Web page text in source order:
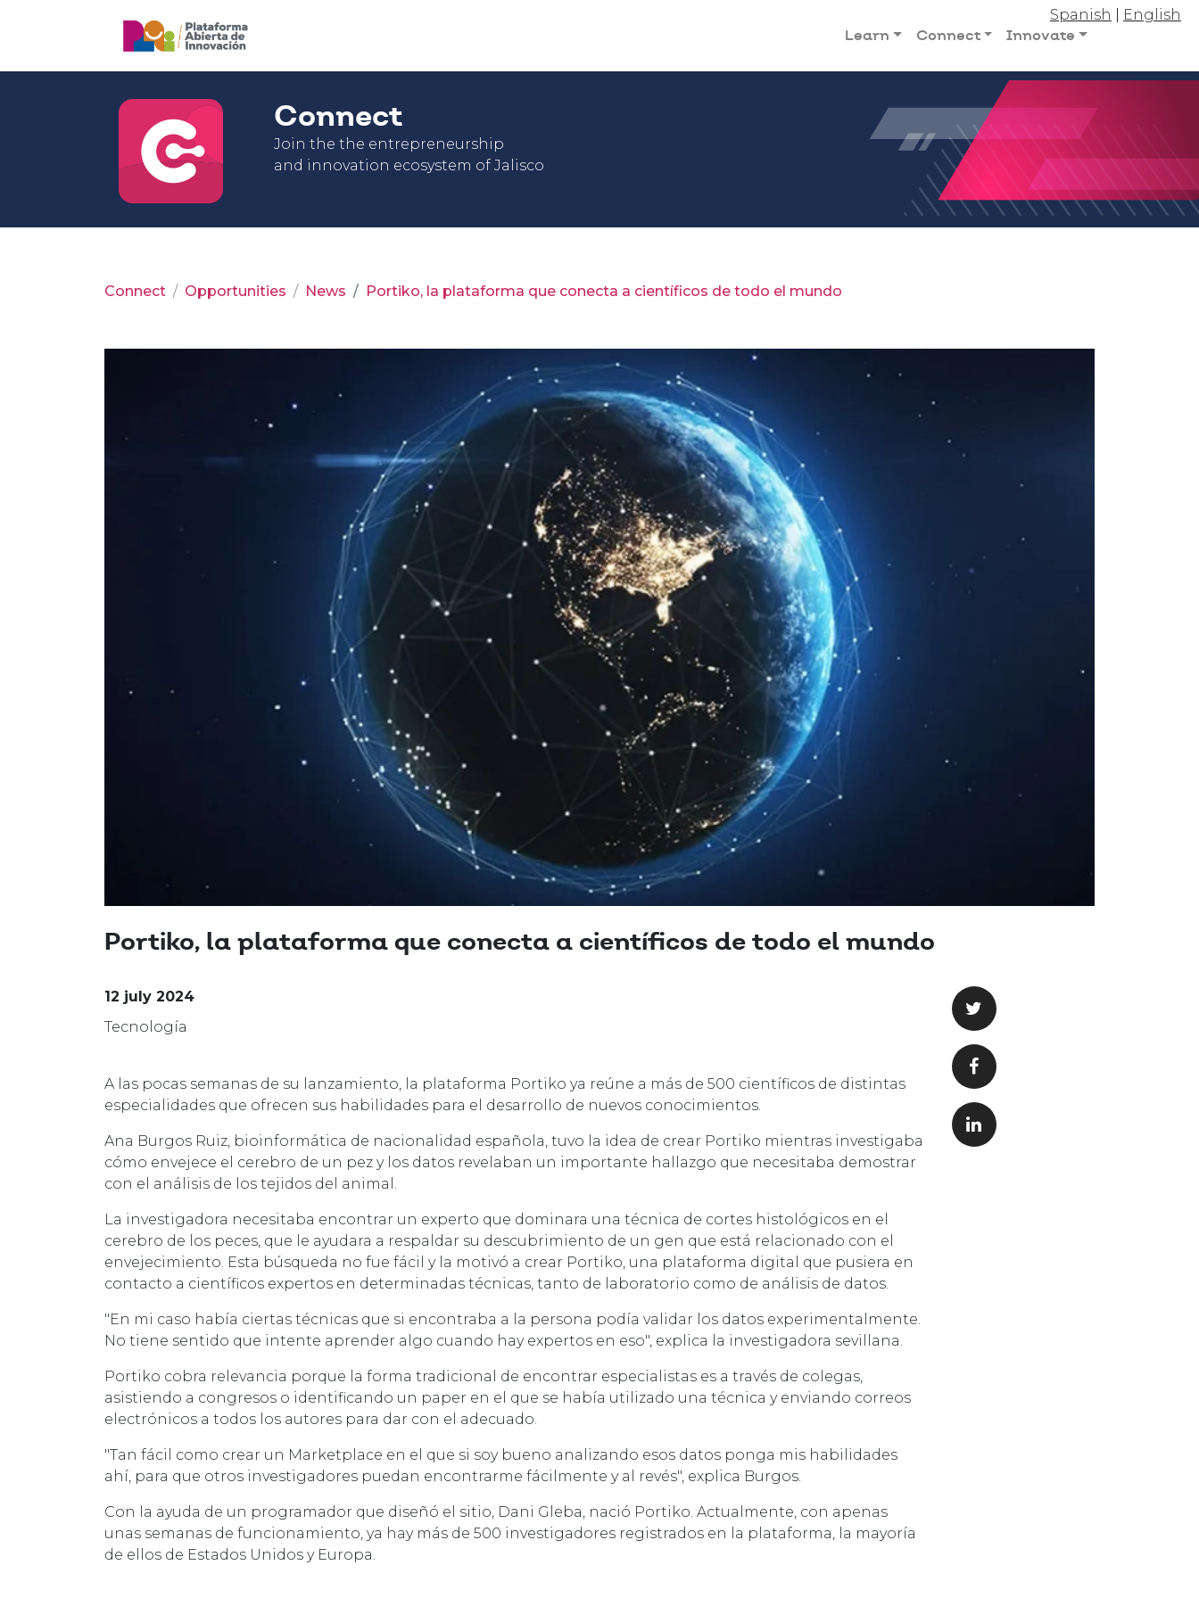
Spanish English
Learn Connect Innovate
Connect
Join the the entrepreneurship
and innovation ecosystem of Jalisco
Connect Opportunities News Portiko, la plataforma que conecta a científicos de todo el mundo
Portiko, la plataforma que conecta a científicos de todo el mundo
12 july 2024
Tecnología
A las pocas semanas de su lanzamiento, la plataforma Portiko ya reúne a más de 500 científicos de distintas
especialidades que ofrecen sus habilidades para el desarrollo de nuevos conocimientos.
Ana Burgos Ruiz, bioinformática de nacionalidad española, tuvo la idea de crear Portiko mientras investigaba
cómo envejece el cerebro de un pez y los datos revelaban un importante hallazgo que necesitaba demostrar
con el análisis de los tejidos del animal.
La investigadora necesitaba encontrar un experto que dominara una técnica de cortes histológicos en el
cerebro de los peces, que le ayudara a respaldar su descubrimiento de un gen que está relacionado con el
envejecimiento. Esta búsqueda no fue fácil y la motivó a crear Portiko, una plataforma digital que pusiera en
contacto a científicos expertos en determinadas técnicas, tanto de laboratorio como de análisis de datos.
"En mi caso había ciertas técnicas que si encontraba a la persona podía validar los datos experimentalmente.
No tiene sentido que intente aprender algo cuando hay expertos en eso", explica la investigadora sevillana.
Portiko cobra relevancia porque la forma tradicional de encontrar especialistas es a través de colegas,
asistiendo a congresos o identificando un paper en el que se había utilizado una técnica y enviando correos
electrónicos a todos los autores para dar con el adecuado.
"Tan fácil como crear un Marketplace en el que si soy bueno analizando esos datos ponga mis habilidades
ahí, para que otros investigadores puedan encontrarme fácilmente y al revés", explica Burgos.
Con la ayuda de un programador que diseñó el sitio, Dani Gleba, nació Portiko. Actualmente, con apenas
unas semanas de funcionamiento, ya hay más de 500 investigadores registrados en la plataforma, la mayoría
de ellos de Estados Unidos y Europa.